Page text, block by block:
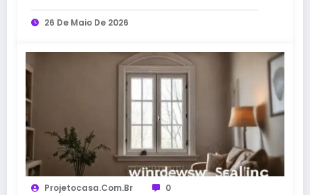
26 De Maio De 2026
Projetocasa.com.br 0